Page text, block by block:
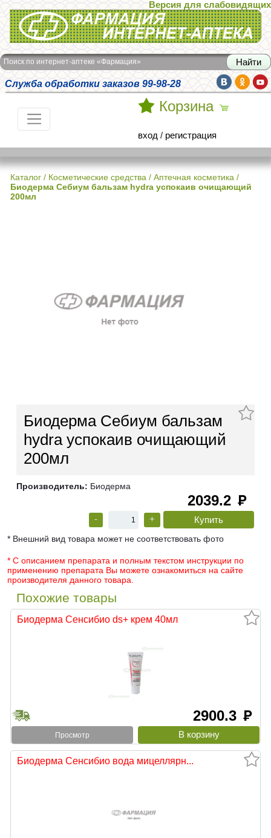
Интернет-аптека Фармация
Версия для слабовидящих
Поиск по интернет-аптеке «Фармация»
Служба обработки заказов 99-98-28
Корзина
вход / регистрация
Каталог / Косметические средства / Аптечная косметика /
Биодерма Себиум бальзам hydra успокаив очищающий
200мл
Биодерма Себиум бальзам
hydra успокаив очищающий
200мл
Производитель: Биодерма
2039.2 руб
- +
* Внешний вид товара может не соответствовать фото
* С описанием препарата и полным текстом инструкции по
применению препарата Вы можете ознакомиться на сайте
производителя данного товара.
Похожие товары
Биодерма Сенсибио ds+ крем 40мл
2900.3 руб
Просмотр
Биодерма Сенсибио вода мицеллярн...